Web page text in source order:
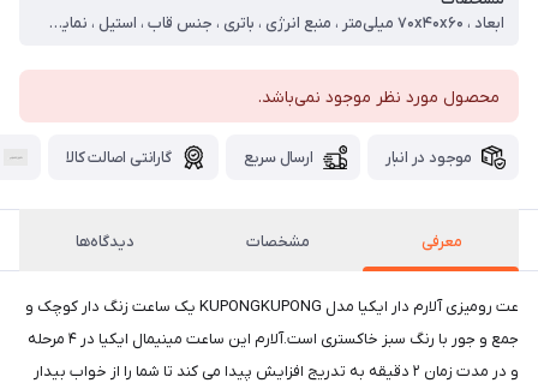
ابعاد ، ۷۰x۴۰x۶۰ میلی‌متر ، منبع انرژی ، باتری ، جنس قاب ، استیل ، نمایش زمان ، عدد ، تکنولوژی ساخت ، الکترونیکی (کوارتز) ، نحوه نمایش ، دیجیتال ، سایر توضیحات ، جنس: پلاستیک,پلی‌پروپیلن
محصول مورد نظر موجود نمی‌باشد.
موجود در انبار ارسال سریع گارانتی اصالت کالا
معرفی مشخصات دیدگاه‌ها
عت رومیزی آلارم دار ایکیا مدل KUPONGKUPONG یک ساعت زنگ دار کوچک و
جمع و جور با رنگ سبز خاکستری است.آلارم این ساعت مینیمال ایکیا در ۴ مرحله
و در مدت زمان ۲ دقیقه به تدریج افزایش پیدا می کند تا شما را از خواب بیدار